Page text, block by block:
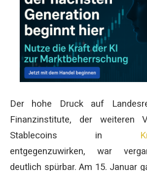
Der hohe Druck auf
Finanzinstitute, der weiteren
Stablecoins in
entgegenzuwirken, war
deutlich spürbar. Am 15. Januar